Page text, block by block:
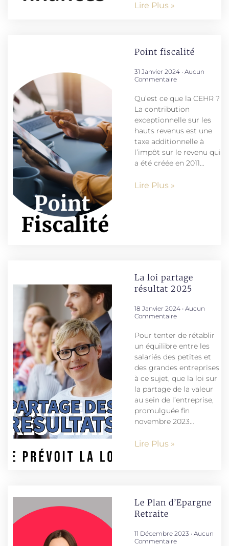
Lire Plus »
Point fiscalité
31 Janvier 2024 Aucun
Commentaire
Qu’est ce que la CEHR ?
La contribution
exceptionnelle sur les
hauts revenus est une
taxe additionnelle à
l’impôt sur le revenu qui
a été créée en 2011…
Lire Plus »
La loi partage
résultat 2025
18 Janvier 2024 Aucun
Commentaire
Pour tenter de rétablir
un équilibre entre les
salariés des petites et
des grandes entreprises
à ce sujet, que la loi sur
la partage de la valeur
au sein de l’entreprise,
promulguée fin
novembre 2023…
Lire Plus »
Le Plan d’Epargne
Retraite
11 Décembre 2023 Aucun
Commentaire